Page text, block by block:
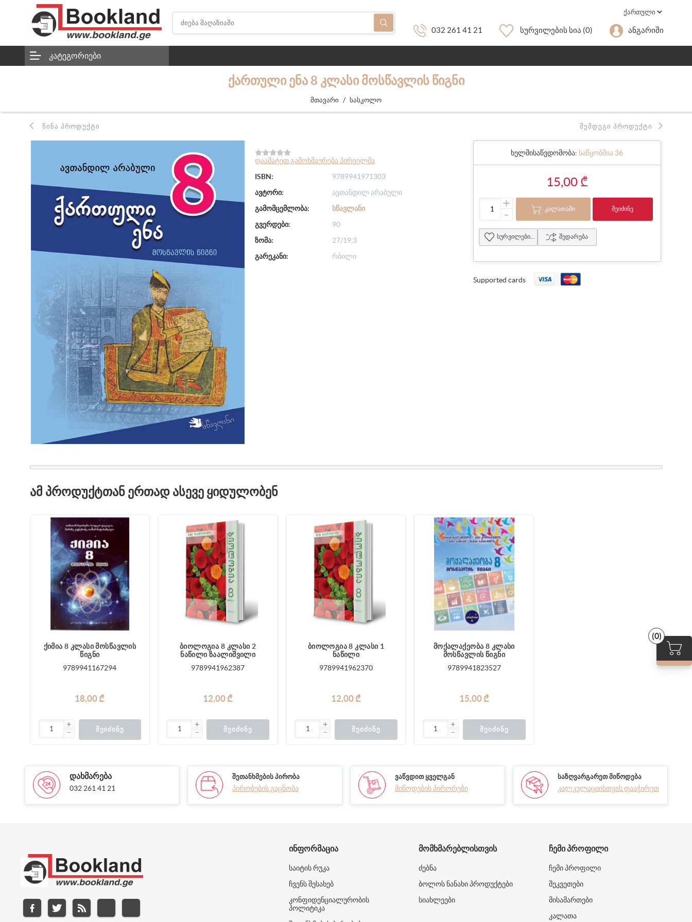
032 261 41 21 Სურვილების Სია (0) Ანგარიში
(0)
ᲙᲐᲢᲔᲒᲝᲠᲘᲔᲑᲘ
ᲥᲐᲠᲗᲣᲚᲘ ᲔᲜᲐ 8 ᲙᲚᲐᲡᲘ ᲛᲝᲡᲬᲐᲕᲚᲘᲡ ᲬᲘᲒᲜᲘ
მთავარი / სასკოლო
ᲬᲘᲜᲐ ᲞᲠᲝᲓᲣᲥᲢᲘ ᲨᲔᲛᲓᲔᲒᲘ ᲞᲠᲝᲓᲣᲥᲢᲘ
დაამატეთ გამოხმაურება პირველმა
ISBN:
9789941971303
ავტორი:
ავთანდილ არაბული
გამომცემლობა:
ᲡᲬᲐᲕᲚᲐᲜᲘ
გვერდები:
90
ზომა:
27/19,3
გარეკანი:
რბილი
ხელმისაწვდომობა: საწყობშია 36
15,00 ₾
+
- ᲙᲐᲚᲐᲗᲐᲨᲘ ᲨᲔᲘᲫᲘᲜᲔ
სურვილების სია შედარება
Supported cards
ᲐᲛ ᲞᲠᲝᲓᲣᲥᲢᲗᲐᲜ ᲔᲠᲗᲐᲓ ᲐᲡᲔᲕᲔ ᲧᲘᲓᲣᲚᲝᲑᲔᲜ
ქიმია 8 კლასი მოსწავლის
წიგნი
9789941167294
18,00 ₾
ᲨᲔᲘᲫᲘᲜᲔ
ბიოლოგია 8 კლასი 2
ნაწილი ზაალიშვილი
9789941962387
12,00 ₾
ᲨᲔᲘᲫᲘᲜᲔ
ბიოლოგია 8 კლასი 1
ნაწილი
9789941962370
12,00 ₾
ᲨᲔᲘᲫᲘᲜᲔ
მოქალაქეობა 8 კლასი
მოსწავლის წიგნი
9789941823527
15,00 ₾
ᲨᲔᲘᲫᲘᲜᲔ
ᲓᲐᲮᲛᲐᲠᲔᲑᲐ
032 261 41 21
ᲨᲔᲗᲐᲜᲮᲛᲔᲑᲘᲡ ᲞᲘᲠᲝᲑᲐ
პირობების გაცნობა
ᲕᲐᲬᲕᲓᲘᲗ ᲧᲕᲔᲚᲒᲐᲜ
მიწოდების პირორები
ᲡᲐᲖᲦᲕᲐᲠᲒᲐᲠᲔᲗ ᲛᲘᲬᲝᲓᲔᲑᲐ
კალკულაციისთვის დააჭირეთ
ᲘᲜᲤᲝᲠᲛᲐᲪᲘᲐ
საიტის რუკა
ჩვენს შესახებ
კონფიდენციალურობის
პოლიტიკა
ᲛᲝᲛᲮᲛᲐᲠᲔᲑᲚᲘᲡᲗᲕᲘᲡ
ძებნა
ბოლოს ნანახი პროდუქტები
სიახლეები
ᲩᲔᲛᲘ ᲞᲠᲝᲤᲘᲚᲘ
ჩემი პროფილი
შეკვეთები
მისამართები
კალათა